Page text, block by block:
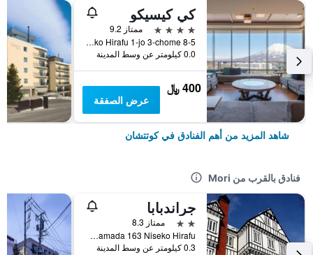
كي كيسيكو
4 نجوم
ممتاز 9.2
8-5 Niseko Hirafu 1-jo 3-chome, كوتتشان, اليابان
0.0 كيلومتر عن وسط المدينة
400 ﷼
عرض الصفقة
شاهد المزيد من أهم الفنادق في كوتتشان
فنادق بالقرب من Mori
جراندبابا
2 نجمتين
ممتاز 8.3
Aza Yamada 163 Niseko Hirafu, كوتتشان, اليابان
0.3 كيلومتر عن وسط المدينة